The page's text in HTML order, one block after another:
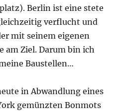
Berlin ist eine stete
verflucht und
mit seinem eigenen
am Ziel. Darum bin ich
Baustellen…
in Abwandlung eines
gemünzten Bonmots